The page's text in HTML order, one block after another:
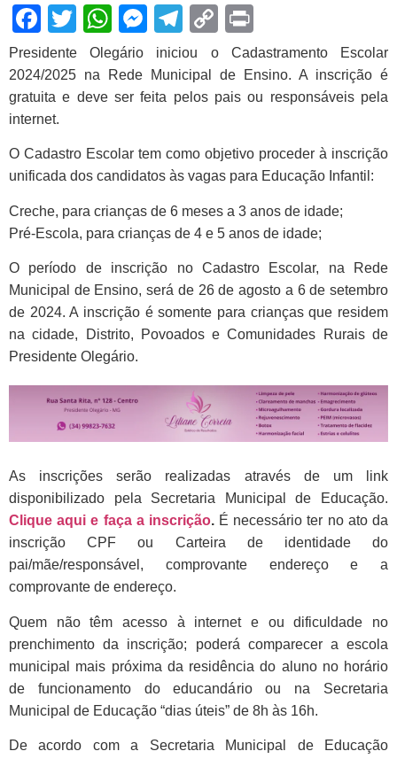
Facebook
Twitter
WhatsApp
Messenger
Telegram
Copy
Link
Presidente Olegário iniciou o Cadastramento Escolar
2024/2025 na Rede Municipal de Ensino. A inscrição é
gratuita e deve ser feita pelos pais ou responsáveis pela
internet.
O Cadastro Escolar tem como objetivo proceder à inscrição
unificada dos candidatos às vagas para Educação Infantil:
Creche, para crianças de 6 meses a 3 anos de idade;
Pré-Escola, para crianças de 4 e 5 anos de idade;
O período de inscrição no Cadastro Escolar, na Rede
Municipal de Ensino, será de 26 de agosto a 6 de setembro
de 2024. A inscrição é somente para crianças que residem
na cidade, Distrito, Povoados e Comunidades Rurais de
Presidente Olegário.
As inscrições serão realizadas através de um link
disponibilizado pela Secretaria Municipal de Educação.
Clique aqui e faça a inscrição.É necessário ter no ato da
inscrição CPF ou Carteira de identidade do
pai/mãe/responsável, comprovante endereço e a
comprovante de endereço.
Quem não têm acesso à internet e ou dificuldade no
prenchimento da inscrição; poderá comparecer a escola
municipal mais próxima da residência do aluno no horário
de funcionamento do educandário ou na Secretaria
Municipal de Educação “dias úteis” de 8h às 16h.
De acordo com a Secretaria Municipal de Educação